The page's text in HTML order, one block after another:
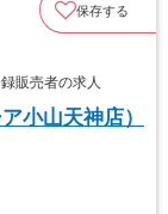
保存する
販売者の求人
小山天神店）